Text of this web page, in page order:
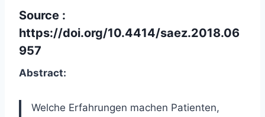
Source :
https://doi.org/10.4414/saez.2018.06
957
Abstract:
Welche Erfahrungen machen Patienten,